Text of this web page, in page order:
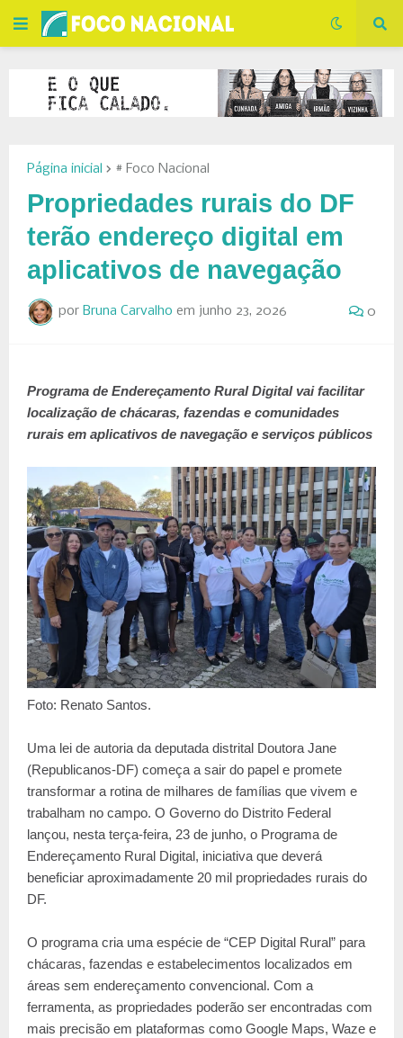
Página inicial # Foco Nacional
Propriedades rurais do DF
terão endereço digital em
aplicativos de navegação
por Bruna Carvalho em junho 23, 2026 0
Programa de Endereçamento Rural Digital vai facilitar
localização de chácaras, fazendas e comunidades
rurais em aplicativos de navegação e serviços públicos
Foto: Renato Santos.
Uma lei de autoria da deputada distrital Doutora Jane
(Republicanos-DF) começa a sair do papel e promete
transformar a rotina de milhares de famílias que vivem e
trabalham no campo. O Governo do Distrito Federal
lançou, nesta terça-feira, 23 de junho, o Programa de
Endereçamento Rural Digital, iniciativa que deverá
beneficiar aproximadamente 20 mil propriedades rurais do
DF.
O programa cria uma espécie de “CEP Digital Rural” para
chácaras, fazendas e estabelecimentos localizados em
áreas sem endereçamento convencional. Com a
ferramenta, as propriedades poderão ser encontradas com
mais precisão em plataformas como Google Maps, Waze e